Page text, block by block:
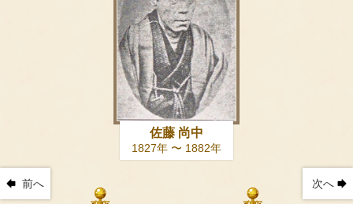
前へ
佐藤 尚中
1827年 〜 1882年
次へ